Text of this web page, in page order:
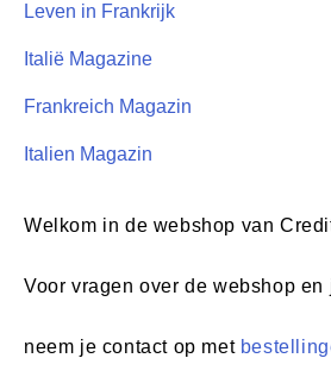
Leven in Frankrijk
Italië Magazine
Frankreich Magazin
Italien Magazin
Welkom in de webshop van
Voor vragen over de webshop
neem je contact op met